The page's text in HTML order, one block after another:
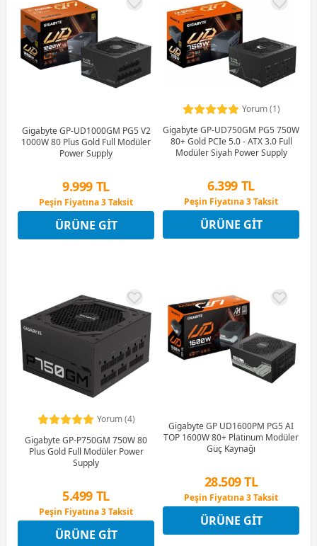
Gigabyte GP-UD1000GM PG5 V2
1000W 80 Plus Gold Full Modüler
Power Supply
9.999 TL
Peşin Fiyatına 3 Taksit
12 Ay x 1.176 TL taksitle
Peşin Fiyatına 3 Taksit
ÜRÜNE GIT
Yorum (1)
Gigabyte GP-UD750GM PG5 750W
80+ Gold PCIe 5.0 - ATX 3.0 Full
Modüler Siyah Power Supply
6.399 TL
Peşin Fiyatına 3 Taksit
12 Ay x 753 TL taksitle
Peşin Fiyatına 3 Taksit
ÜRÜNE GIT
Yorum (4)
Gigabyte GP-P750GM 750W 80
Plus Gold Full Modüler Power
Supply
5.499 TL
Peşin Fiyatına 3 Taksit
12 Ay x 647 TL taksitle
Peşin Fiyatına 3 Taksit
ÜRÜNE GIT
Gigabyte GP UD1600PM PG5 AI
TOP 1600W 80+ Platinum Modüler
Güç Kaynağı
28.509 TL
Peşin Fiyatına 3 Taksit
12 Ay x 3.354 TL taksitle
Peşin Fiyatına 3 Taksit
ÜRÜNE GIT